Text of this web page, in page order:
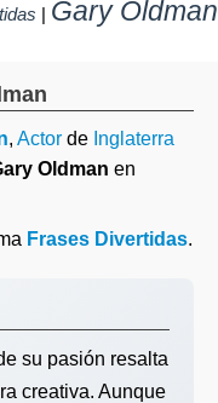
| Gary Oldman
, Actor de Inglaterra
Oldman en
Frases Divertidas.
su pasión resalta
creativa. Aunque